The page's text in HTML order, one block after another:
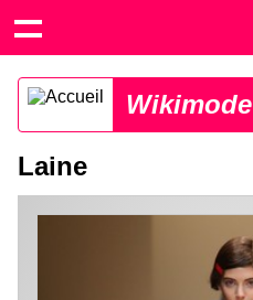
Wikimode
Laine